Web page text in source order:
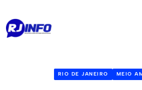
Pular
para
RIO DE JANEIRO MEIO